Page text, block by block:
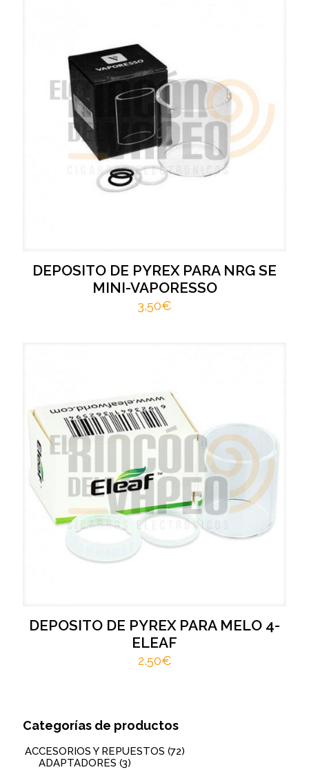
DEPOSITO DE PYREX PARA NRG SE
MINI-VAPORESSO
3,50€
DEPOSITO DE PYREX PARA MELO 4-
ELEAF
2,50€
Categorías de productos
ACCESORIOS Y REPUESTOS (72)
ADAPTADORES (3)